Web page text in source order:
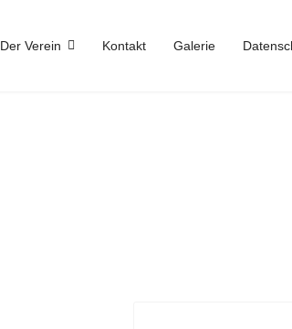
Der Verein Kontakt Galerie